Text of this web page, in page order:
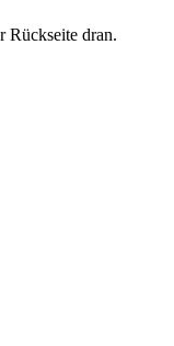
Rückseite dran.